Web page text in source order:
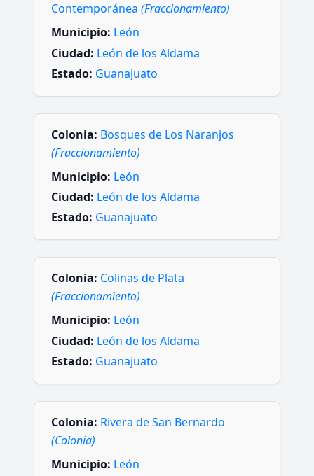
Contemporánea (Fraccionamiento)
Municipio: León
Ciudad: León de los Aldama
Estado: Guanajuato
Colonia: Bosques de Los Naranjos
(Fraccionamiento)
Municipio: León
Ciudad: León de los Aldama
Estado: Guanajuato
Colonia: Colinas de Plata
(Fraccionamiento)
Municipio: León
Ciudad: León de los Aldama
Estado: Guanajuato
Colonia: Rivera de San Bernardo
(Colonia)
Municipio: León